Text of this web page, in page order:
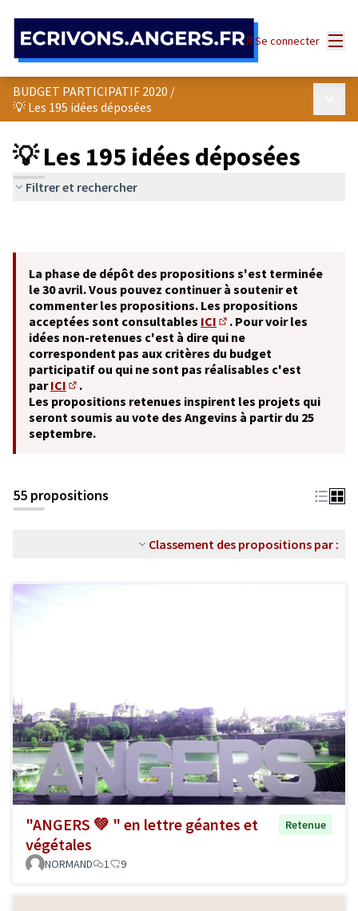
Se connecter
BUDGET PARTICIPATIF 2020 /
💡 Les 195 idées déposées
💡 Les 195 idées déposées
Filtrer et rechercher
La phase de dépôt des propositions s'est terminée
le 30 avril. Vous pouvez continuer à soutenir et
commenter les propositions. Les propositions
acceptées sont consultables ICI
(S'ouvre dans un nouvel
. Pour voir les
idées non-retenues c'est à dire qui ne
correspondent pas aux critères du budget
participatif ou qui ne sont pas réalisables c'est
parICI
(S'ouvre dans un nouvel onglet)
.
Les propositions retenues inspirent les projets qui
seront soumis au vote des Angevins à partir du 25
septembre.
55 propositions
Classement des propositions par :
"ANGERS 💚 " en lettre géantes et
végétales
Retenue
NORMAND 1 9